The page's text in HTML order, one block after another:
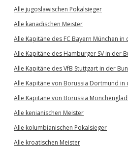
Alle jugoslawischen Pokalsieger
Alle kanadischen Meister
Alle Kapitäne des FC Bayern München in
Alle Kapitäne des Hamburger SV in der
Alle Kapitäne des VfB Stuttgart in der
Alle Kapitäne von Borussia Dortmund in
Alle Kapitäne von Borussia
Alle kenianischen Meister
Alle kolumbianischen Pokalsieger
Alle kroatischen Meister